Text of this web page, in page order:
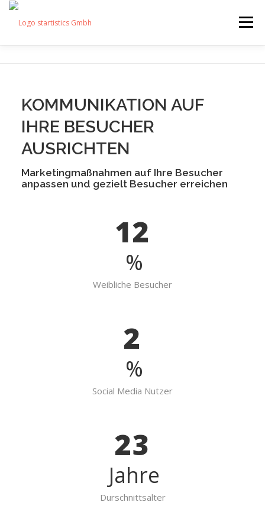
Skip
content
Menu
PREISE KUNDEN ÜBER UNS KONTAKT
DATENSCHUTZ IMPRESSUM
KOMMUNIKATION AUF
IHRE BESUCHER
AUSRICHTEN
Marketingmaßnahmen auf Ihre Besucher
anpassen und gezielt Besucher erreichen
12
%
Weibliche Besucher
2
%
Social Media Nutzer
23
Jahre
Durschnittsalter